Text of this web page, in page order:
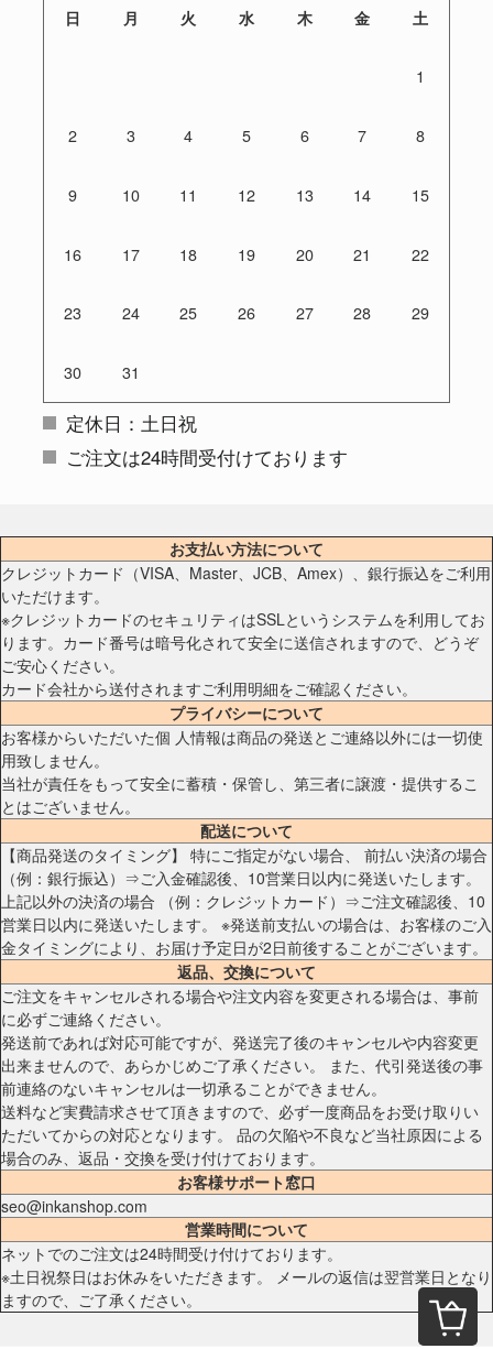
日 月 火 水 木 金 土
1
2 3 4 5 6 7 8
9 10 11 12 13 14 15
16 17 18 19 20 21 22
23 24 25 26 27 28 29
30 31
定休日：土日祝
ご注文は24時間受付けております
お支払い方法について
クレジットカード（VISA、Master、JCB、Amex）、銀行振込をご利用
いただけます。
※クレジットカードのセキュリティはSSLというシステムを利用してお
ります。カード番号は暗号化されて安全に送信されますので、どうぞ
ご安心ください。
カード会社から送付されますご利用明細をご確認ください。
プライバシーについて
お客様からいただいた個 人情報は商品の発送とご連絡以外には一切使
用致しません。
当社が責任をもって安全に蓄積・保管し、第三者に譲渡・提供するこ
とはございません。
配送について
【商品発送のタイミング】 特にご指定がない場合、 前払い決済の場合
（例：銀行振込）⇒ご入金確認後、10営業日以内に発送いたします。
上記以外の決済の場合 （例：クレジットカード）⇒ご注文確認後、10
営業日以内に発送いたします。 ※発送前支払いの場合は、お客様のご入
金タイミングにより、お届け予定日が2日前後することがございます。
返品、交換について
ご注文をキャンセルされる場合や注文内容を変更される場合は、事前
に必ずご連絡ください。
発送前であれば対応可能ですが、発送完了後のキャンセルや内容変更
出来ませんので、あらかじめご了承ください。 また、代引発送後の事
前連絡のないキャンセルは一切承ることができません。
送料など実費請求させて頂きますので、必ず一度商品をお受け取りい
ただいてからの対応となります。 品の欠陥や不良など当社原因による
場合のみ、返品・交換を受け付けております。
お客様サポート窓口
seo@inkanshop.com
営業時間について
ネットでのご注文は24時間受け付けております。
※土日祝祭日はお休みをいただきます。 メールの返信は翌営業日となり
ますので、ご了承ください。